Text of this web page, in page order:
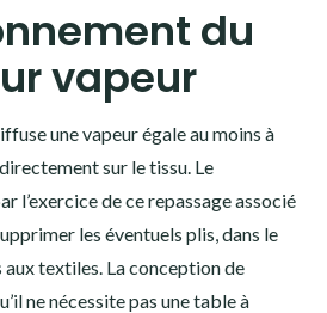
du
vapeur
une vapeur égale au moins à
sur le tissu. Le
l’exercice de ce repassage associé
les éventuels plis, dans le
textiles. La conception de
ne nécessite pas une table à